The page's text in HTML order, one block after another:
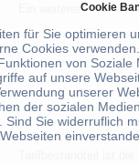
Cookie
für Sie optimieren
Cookies
von Soziale
auf unsere
unserer
der sozialen
Sind Sie widerruflich